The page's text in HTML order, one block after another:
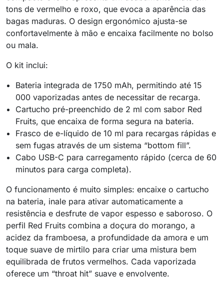
tons de vermelho e roxo, que evoca a aparência das
bagas maduras. O design ergonómico ajusta-se
confortavelmente à mão e encaixa facilmente no bolso
ou mala.
O kit inclui:
Bateria integrada de 1750 mAh, permitindo até 15
000 vaporizadas antes de necessitar de recarga.
Cartucho pré-preenchido de 2 ml com sabor Red
Fruits, que encaixa de forma segura na bateria.
Frasco de e-líquido de 10 ml para recargas rápidas e
sem fugas através de um sistema “bottom fill”.
Cabo USB-C para carregamento rápido (cerca de 60
minutos para carga completa).
O funcionamento é muito simples: encaixe o cartucho
na bateria, inale para ativar automaticamente a
resistência e desfrute de vapor espesso e saboroso. O
perfil Red Fruits combina a doçura do morango, a
acidez da framboesa, a profundidade da amora e um
toque suave de mirtilo para criar uma mistura bem
equilibrada de frutos vermelhos. Cada vaporizada
oferece um “throat hit” suave e envolvente.